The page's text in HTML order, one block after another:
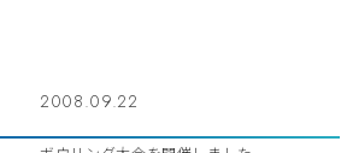
2008.09.22